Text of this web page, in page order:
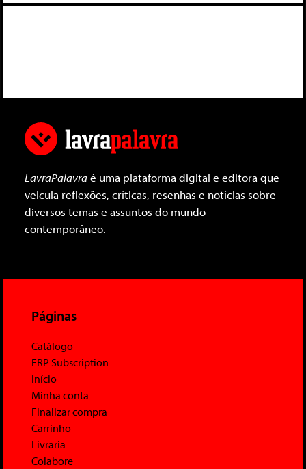
LavraPalavraé uma plataforma digital e editora que
veicula reflexões, críticas, resenhas e notícias sobre
diversos temas e assuntos do mundo
contemporâneo.
Páginas
Catálogo
ERP Subscription
Início
Minha conta
Finalizar compra
Carrinho
Livraria
Colabore